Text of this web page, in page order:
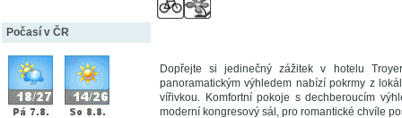
Počasí v ČR
Dopřejte si jedinečný zážitek v hotelu
panoramatickým výhledem nabízí pokrmy z
vířivkou. Komfortní pokoje s dechberoucím
moderní kongresový sál, pro romantické chvíle